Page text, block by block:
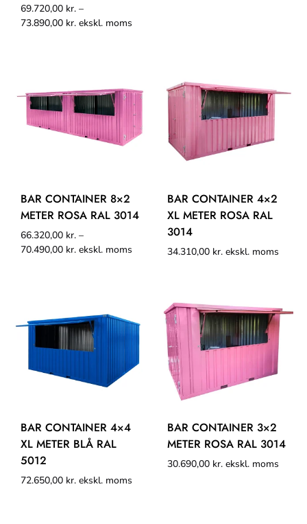
69.720,00 kr. –
73.890,00 kr. ekskl. moms
BAR CONTAINER 8×2
METER ROSA RAL 3014
66.320,00 kr. –
70.490,00 kr. ekskl. moms
BAR CONTAINER 4×2
XL METER ROSA RAL
3014
34.310,00 kr. ekskl. moms
BAR CONTAINER 4×4
XL METER BLÅ RAL
5012
72.650,00 kr. ekskl. moms
BAR CONTAINER 3×2
METER ROSA RAL 3014
30.690,00 kr. ekskl. moms